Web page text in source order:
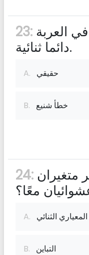
23:
دائما ثنائية.
A. حقيقي
B. خطأ شنيع
24:
معًا؟
A. الثنائي
B. التباين